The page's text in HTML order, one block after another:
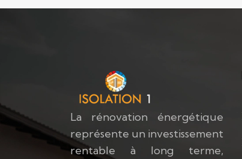
La rénovation énergétique
représente un investissement
rentable à long terme,